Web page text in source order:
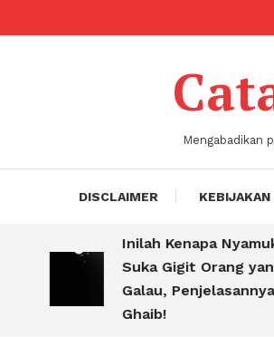
Mengabadikan
DISCLAIMER KEBIJAKAN
Inilah Kenapa Nyamuk Lebih
Suka Gigit Orang yang Lagi
Galau, Penjelasannya Sangat